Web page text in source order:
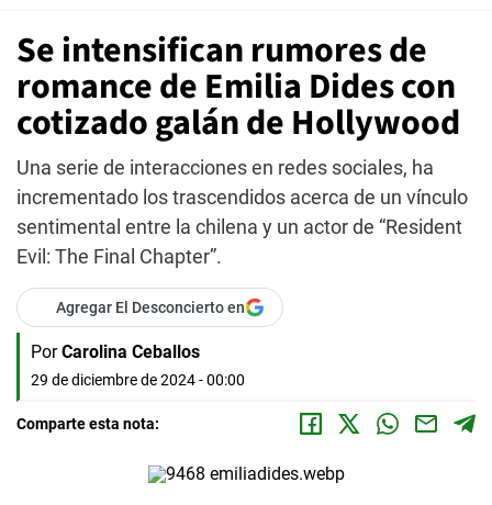
Se intensifican rumores de
romance de Emilia Dides con
cotizado galán de Hollywood
Una serie de interacciones en redes sociales, ha
incrementado los trascendidos acerca de un vínculo
sentimental entre la chilena y un actor de “Resident
Evil: The Final Chapter”.
Agregar El Desconcierto en
Por Carolina Ceballos
29 de diciembre de 2024 - 00:00
Comparte esta nota: